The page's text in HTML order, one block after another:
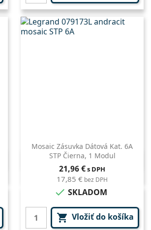
Mosaic Zásuvka Dátová Kat. 6A
STP Čierna, 1 Modul
Cena
21,96 €s DPH
17,85 € bez DPH
 SKLADOM
 Vložiť do košíka
 Rýchly náhľad